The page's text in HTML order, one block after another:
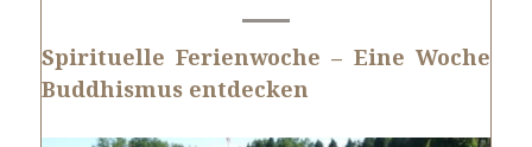
Spirituelle Ferienwoche – Eine Woche
Buddhismus entdecken